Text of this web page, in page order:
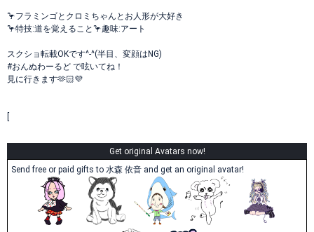
🦩フラミンゴとクロミちゃんとお人形が大好き
🦩特技:道を覚えること🦩趣味:アート
スクショ転載OKです^-^(半目、変顔はNG)
#おんぬわーるど で呟いてね！
見に行きます🫶🏻💜
Get original Avatars now!
Send free or paid gifts to 水森 依音 and get an original avatar!